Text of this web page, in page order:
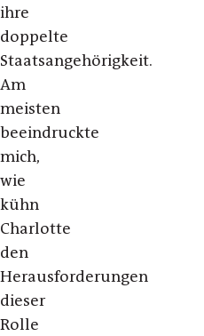
ihre
doppelte
Staatsangehörigkeit.
Am
meisten
beeindruckte
mich,
wie
kühn
Charlotte
den
Herausforderungen
dieser
Rolle